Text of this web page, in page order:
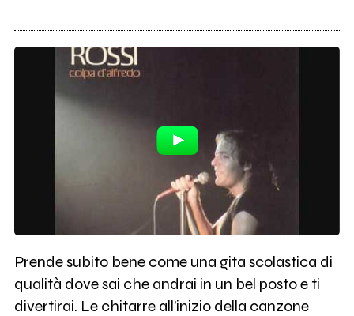
Prende subito bene come una gita scolastica di
qualità dove sai che andrai in un bel posto e ti
divertirai. Le chitarre all'inizio della canzone